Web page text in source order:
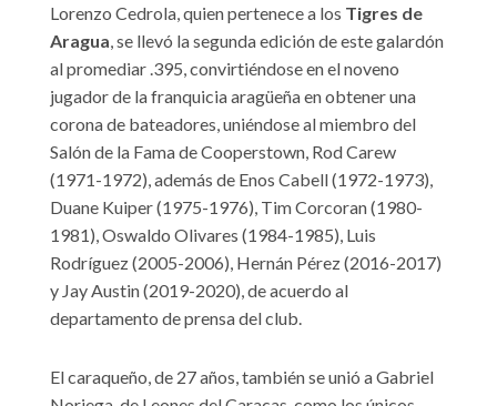
Lorenzo Cedrola, quien pertenece a los Tigres de
Aragua, se llevó la segunda edición de este galardón
al promediar .395, convirtiéndose en el noveno
jugador de la franquicia aragüeña en obtener una
corona de bateadores, uniéndose al miembro del
Salón de la Fama de Cooperstown, Rod Carew
(1971-1972), además de Enos Cabell (1972-1973),
Duane Kuiper (1975-1976), Tim Corcoran (1980-
1981), Oswaldo Olivares (1984-1985), Luis
Rodríguez (2005-2006), Hernán Pérez (2016-2017)
y Jay Austin (2019-2020), de acuerdo al
departamento de prensa del club.
El caraqueño, de 27 años, también se unió a Gabriel